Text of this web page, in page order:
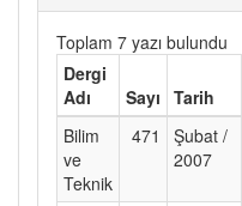
Toplam 7 yazı bulundu
Dergi
Adı
Sayı Tarih
Bilim
ve
Teknik
471
Şubat /
2007